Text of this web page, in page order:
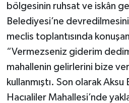
bölgesinin ruhsat ve iskân
Belediyesi’ne
meclis toplantısında konuşan
“Vermezseniz giderim
mahallenin gelirlerini bize
kullanmıştı. Son olarak Aksu
Hacıaliler Mahallesi’nde